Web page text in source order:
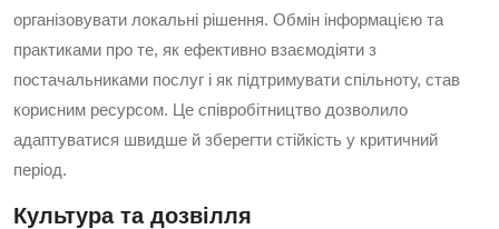
організовувати локальні рішення. Обмін інформацією та
практиками про те, як ефективно взаємодіяти з
постачальниками послуг і як підтримувати спільноту, став
корисним ресурсом. Це співробітництво дозволило
адаптуватися швидше й зберегти стійкість у критичний
період.
Культура та дозвілля